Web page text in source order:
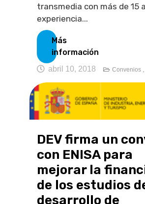
transmedia con más de 15
experiencia...
Más
información
abril 10, 2018 Convenios ,
DEV firma un
con ENISA para
mejorar la
de los estudios
desarrollo de